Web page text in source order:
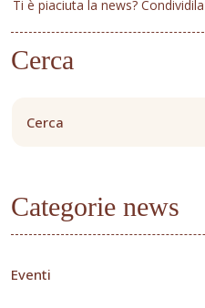
Ti è piaciuta la news? Condividila
Cerca
Categorie news
Eventi